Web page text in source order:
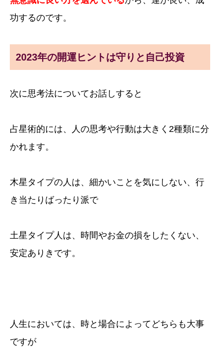
功するのです。
2023年の開運ヒントは守りと自己投資
次に思考法についてお話しすると
占星術的には、人の思考や行動は大きく2種類に分
かれます。
木星タイプの人は、細かいことを気にしない、行
き当たりばったり派で
土星タイプ人は、時間やお金の損をしたくない、
安定ありきです。
人生においては、時と場合によってどちらも大事
ですが